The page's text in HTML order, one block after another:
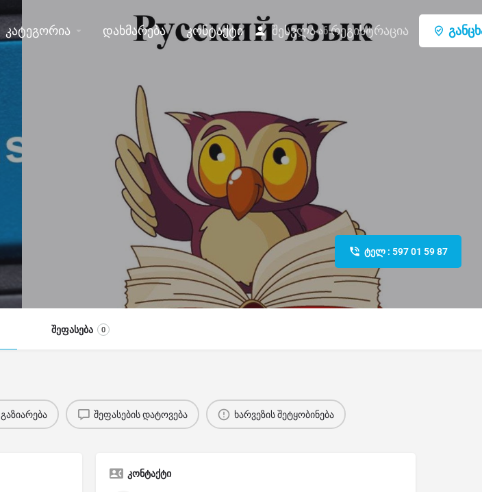
კატეგორია დახმარება კონტაქტი შესვლა ან რეგისტრაცია
ტელ : 597 01 59 87
შეფასება 0
გაზიარება შეფასების დატოვება ხარვეზის შეტყობინება
კონტაქტი